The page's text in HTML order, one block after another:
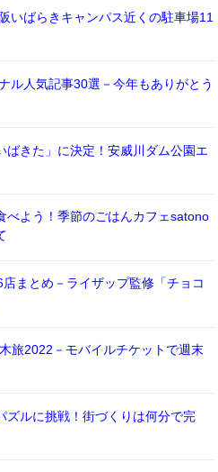
いばらきキャンパス近くの駐車場11
ル人気記事30選－今年もありがとう
ばきた」に決定！安威川ダム公園エ
べよう！季節のごはんカフェsatono
まとめ－ライザップ監修「チョコ
旅2022－モバイルチケットで週末
ズルに挑戦！街づくりは何分で完